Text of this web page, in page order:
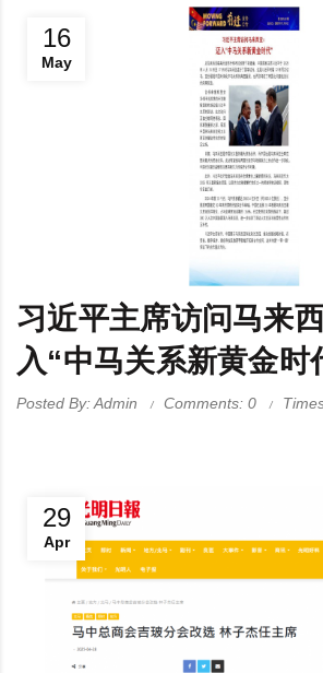
16
May
习近平主席访问马来
入“中马关系新黄金时
Posted By: Admin Comments: 0
29
Apr